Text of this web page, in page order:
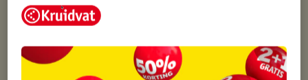
Gratis thuisbezorgd vanaf 50.00
Gratis retourneren binnen 30 dagen